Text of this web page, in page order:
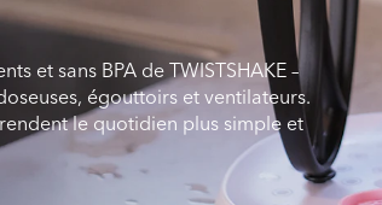
et sans BPA de TWISTSHAKE –
égouttoirs et ventilateurs.
le quotidien plus simple et